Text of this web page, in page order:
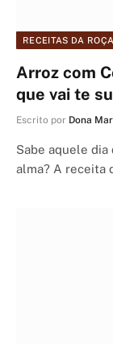
RECEITAS DA ROÇA
Arroz com
que vai te
Escrito por Dona
Sabe aquele dia
alma? A receita